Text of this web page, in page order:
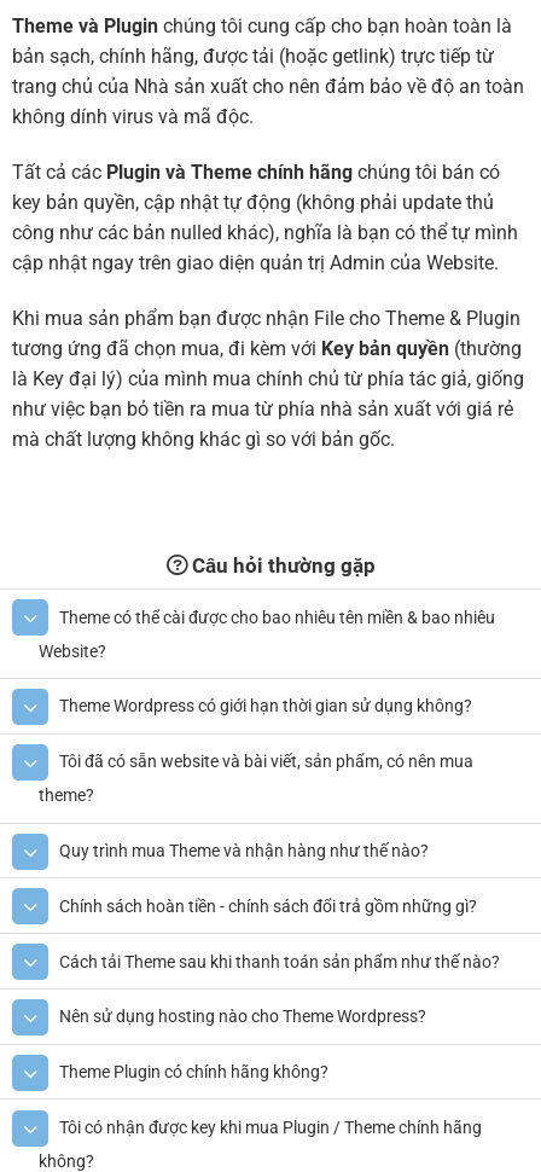
Theme và Plugin chúng tôi cung cấp cho bạn hoàn toàn là
bản sạch, chính hãng, được tải (hoặc getlink) trực tiếp từ
trang chủ của Nhà sản xuất cho nên đảm bảo về độ an toàn
không dính virus và mã độc.
Tất cả các Plugin và Theme chính hãng chúng tôi bán có
key bản quyền, cập nhật tự động (không phải update thủ
công như các bản nulled khác), nghĩa là bạn có thể tự mình
cập nhật ngay trên giao diện quản trị Admin của Website.
Khi mua sản phẩm bạn được nhận File cho Theme & Plugin
tương ứng đã chọn mua, đi kèm với Key bản quyền (thường
là Key đại lý) của mình mua chính chủ từ phía tác giả, giống
như việc bạn bỏ tiền ra mua từ phía nhà sản xuất với giá rẻ
mà chất lượng không khác gì so với bản gốc.
Câu hỏi thường gặp
Theme có thể cài được cho bao nhiêu tên miền & bao nhiêu
Website?
Theme Wordpress có giới hạn thời gian sử dụng không?
Tôi đã có sẵn website và bài viết, sản phẩm, có nên mua
theme?
Quy trình mua Theme và nhận hàng như thế nào?
Chính sách hoàn tiền - chính sách đổi trả gồm những gì?
Cách tải Theme sau khi thanh toán sản phẩm như thế nào?
Nên sử dụng hosting nào cho Theme Wordpress?
Theme Plugin có chính hãng không?
Tôi có nhận được key khi mua Plugin / Theme chính hãng
không?